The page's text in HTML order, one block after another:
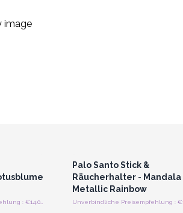
Unverbindliche Preisempfehlung : €14.00/Stück
Palo Santo Stick &
Räucherhalter - Mandala
Metallic Rainbow